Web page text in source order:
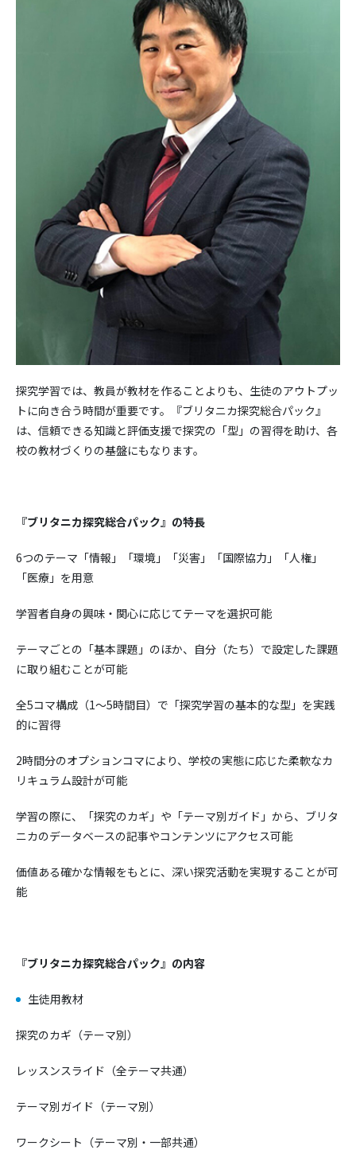
探究学習では、教員が教材を作ることよりも、生徒のアウトプッ
トに向き合う時間が重要です。『ブリタニカ探究総合パック』
は、信頼できる知識と評価支援で探究の「型」の習得を助け、各
校の教材づくりの基盤にもなります。
『ブリタニカ探究総合パック』の特長
6つのテーマ「情報」「環境」「災害」「国際協力」「人権」
「医療」を用意
学習者自身の興味・関心に応じてテーマを選択可能
テーマごとの「基本課題」のほか、自分（たち）で設定した課題
に取り組むことが可能
全5コマ構成（1～5時間目）で「探究学習の基本的な型」を実践
的に習得
2時間分のオプションコマにより、学校の実態に応じた柔軟なカ
リキュラム設計が可能
学習の際に、「探究のカギ」や「テーマ別ガイド」から、ブリタ
ニカのデータベースの記事やコンテンツにアクセス可能
価値ある確かな情報をもとに、深い探究活動を実現することが可
能
『ブリタニカ探究総合パック』の内容
生徒用教材
探究のカギ（テーマ別）
レッスンスライド（全テーマ共通）
テーマ別ガイド（テーマ別）
ワークシート（テーマ別・一部共通）